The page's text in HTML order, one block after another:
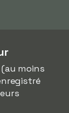
moins